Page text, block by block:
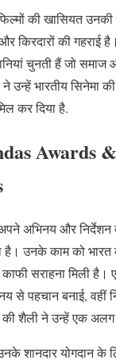
की खासियत उनकी
किरदारों की गहराई
चुनती हैं जो समाज
ने उन्हें भारतीय सिनेमा
कर दिया है.
Awards &
अभिनय और निर्देशन
है। उनके काम को
काफी सराहना मिली
से पहचान बनाई,
शैली ने उन्हें एक अलग
शानदार योगदान के